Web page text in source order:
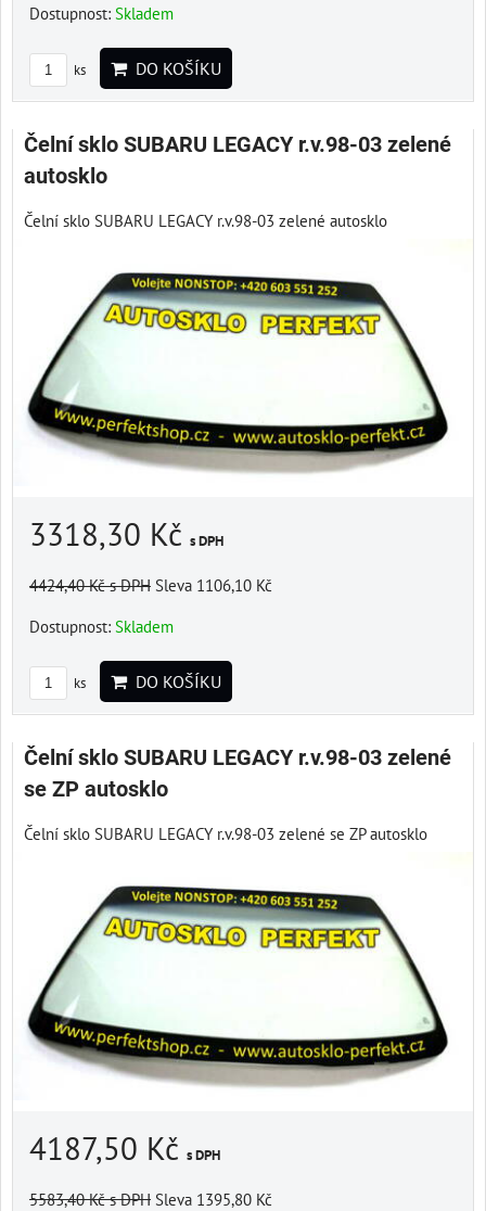
Dostupnost: Skladem
ks DO KOŠÍKU
Čelní sklo SUBARU LEGACY r.v.98-03 zelené
autosklo
Čelní sklo SUBARU LEGACY r.v.98-03 zelené autosklo
3318,30 Kč s DPH
4424,40 Kčs DPH Sleva 1106,10 Kč
Dostupnost: Skladem
ks DO KOŠÍKU
Čelní sklo SUBARU LEGACY r.v.98-03 zelené
se ZP autosklo
Čelní sklo SUBARU LEGACY r.v.98-03 zelené se ZP autosklo
4187,50 Kč s DPH
5583,40 Kčs DPH Sleva 1395,80 Kč